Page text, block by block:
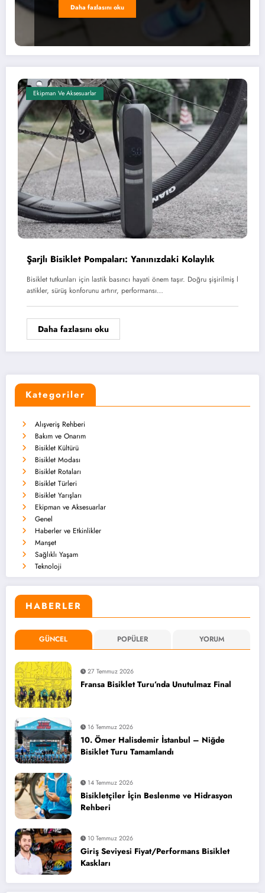
Daha fazlasını oku
Ekipman Ve Aksesuarlar
Şarjlı Bisiklet Pompaları: Yanınızdaki Kolaylık
Bisiklet tutkunları için lastik basıncı hayati önem taşır. Doğru şişirilmiş l
astikler, sürüş konforunu artırır, performansı…
Daha fazlasını oku
Kategoriler
Alışveriş Rehberi
Bakım ve Onarım
Bisiklet Kültürü
Bisiklet Modası
Bisiklet Rotaları
Bisiklet Türleri
Bisiklet Yarışları
Ekipman ve Aksesuarlar
Genel
Haberler ve Etkinlikler
Manşet
Sağlıklı Yaşam
Teknoloji
HABERLER
GÜNCEL POPÜLER YORUM
27 Temmuz 2026
Fransa Bisiklet Turu’nda Unutulmaz Final
16 Temmuz 2026
10. Ömer Halisdemir İstanbul – Niğde
Bisiklet Turu Tamamlandı
14 Temmuz 2026
Bisikletçiler İçin Beslenme ve Hidrasyon
Rehberi
10 Temmuz 2026
Giriş Seviyesi Fiyat/Performans Bisiklet
Kaskları